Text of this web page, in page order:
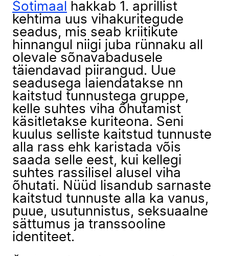
Šotimaal
hakkab 1. aprillist
kehtima uus vihakuritegude
seadus, mis seab kriitikute
hinnangul niigi juba rünnaku all
olevale sõnavabadusele
täiendavad piirangud. Uue
seadusega laiendatakse nn
kaitstud tunnustega gruppe,
kelle suhtes viha õhutamist
käsitletakse kuriteona. Seni
kuulus selliste kaitstud tunnuste
alla rass ehk karistada võis
saada selle eest, kui kellegi
suhtes rassilisel alusel viha
õhutati. Nüüd lisandub sarnaste
kaitstud tunnuste alla ka vanus,
puue, usutunnistus, seksuaalne
sättumus ja transsooline
identiteet.